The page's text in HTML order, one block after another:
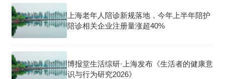
上海老年人陪诊新规落地，今年上半年陪护
陪诊相关企业注册量涨超40%
博报堂生活综研·上海发布《生活者的健康意
识与行为研究2026》